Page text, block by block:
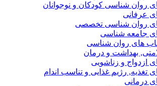
روان شناسی کودکان و نوجوانان
عرفانی
روان شناسی تخصصی
جامعه شناسی
های روان شناسی
بهداشت و درمان
ازدواج و زناشویی
تغذیه, رژیم غذایی و تناسب اندام
درمانی